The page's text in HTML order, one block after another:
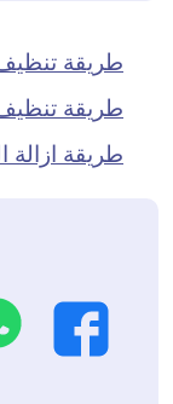
طريقة تنظيف
طريقة
طريقة ازالة